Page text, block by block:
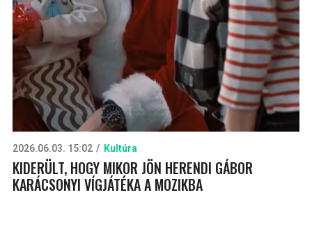
2026.06.03. 15:02 Kultúra
KIDERÜLT, HOGY MIKOR JÖN HERENDI GÁBOR
KARÁCSONYI VÍGJÁTÉKA A MOZIKBA